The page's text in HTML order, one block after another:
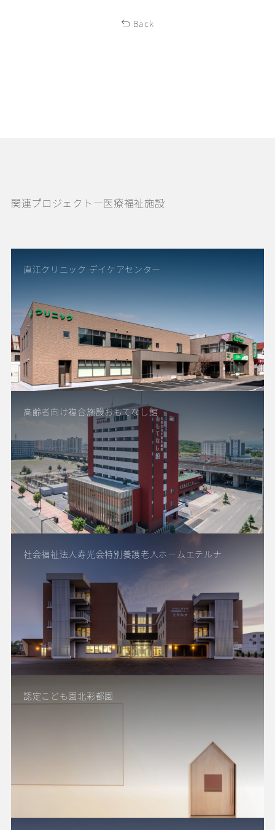
Back
関連プロジェクトー医療福祉施設
直江クリニック デイケアセンター
高齢者向け複合施設おもてなし館
社会福祉法人寿光会特別養護老人ホームエテルナ
認定こども園北彩都園